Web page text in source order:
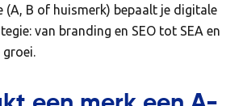
(A, B of huismerk) bepaalt je digitale
van branding en SEO tot SEA en